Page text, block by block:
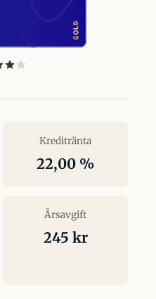
Kreditränta
22,00 %
Årsavgift
245 kr